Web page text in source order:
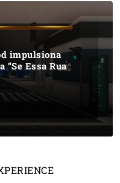
impulsiona
“Se Essa Rua